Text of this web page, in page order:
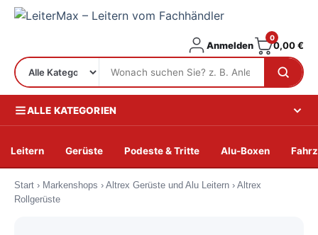
Anmelden
0
0,00€
ALLE KATEGORIEN
Leitern Gerüste Podeste & Tritte Alu-Boxen
Inhalt
Start › Markenshops › Altrex Gerüste und Alu Leitern › Altrex
Rollgerüste